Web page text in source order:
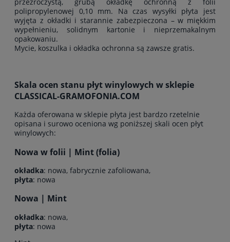
przezroczystą, grubą okładkę ochronną z folii
polipropylenowej 0,10 mm. Na czas wysyłki płyta jest
wyjęta z okładki i starannie zabezpieczona – w miękkim
wypełnieniu, solidnym kartonie i nieprzemakalnym
opakowaniu.
Mycie, koszulka i okładka ochronna są zawsze gratis.
Skala ocen stanu płyt winylowych w sklepie
CLASSICAL-GRAMOFONIA.COM
Każda oferowana w sklepie płyta jest bardzo rzetelnie
opisana i surowo oceniona wg poniższej skali ocen płyt
winylowych:
Nowa w folii | Mint (folia)
okładka: nowa, fabrycznie zafoliowana,
płyta: nowa
Nowa | Mint
okładka: nowa,
płyta: nowa